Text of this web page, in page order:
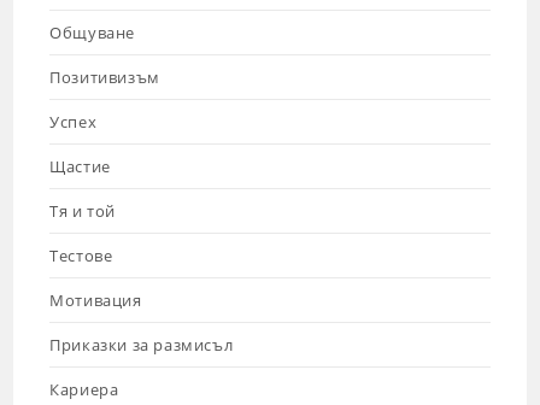
Общуване
Позитивизъм
Успех
Щастие
Тя и той
Тестове
Мотивация
Приказки за размисъл
Кариера